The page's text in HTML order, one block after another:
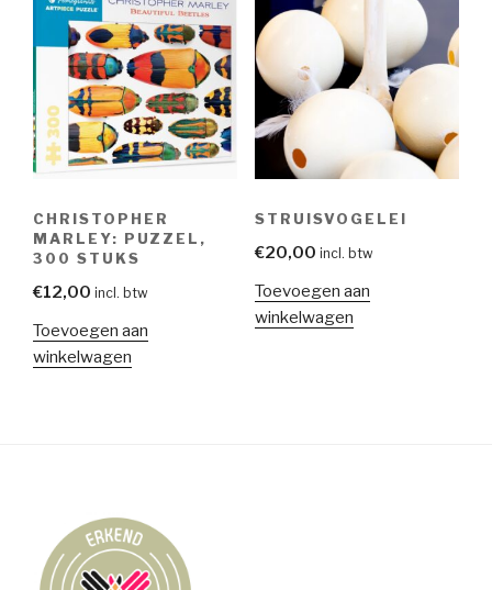
CHRISTOPHER
MARLEY: PUZZEL,
300 STUKS
€12,00 incl. btw
Toevoegen aan
winkelwagen
STRUISVOGELEI
€20,00 incl. btw
Toevoegen aan
winkelwagen